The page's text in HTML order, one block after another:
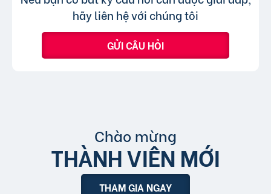
tin đăng sử dụng tiếng Việt có dấu.
hãy liên hệ với chúng tôi
GỬI CÂU HỎI
Chào mừng
THÀNH VIÊN MỚI
THAM GIA NGAY